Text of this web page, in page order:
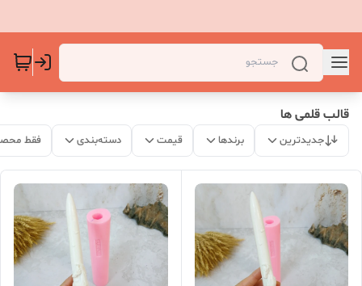
قالب قلمی ها
جدیدترین برندها قیمت دسته‌بندی فقط